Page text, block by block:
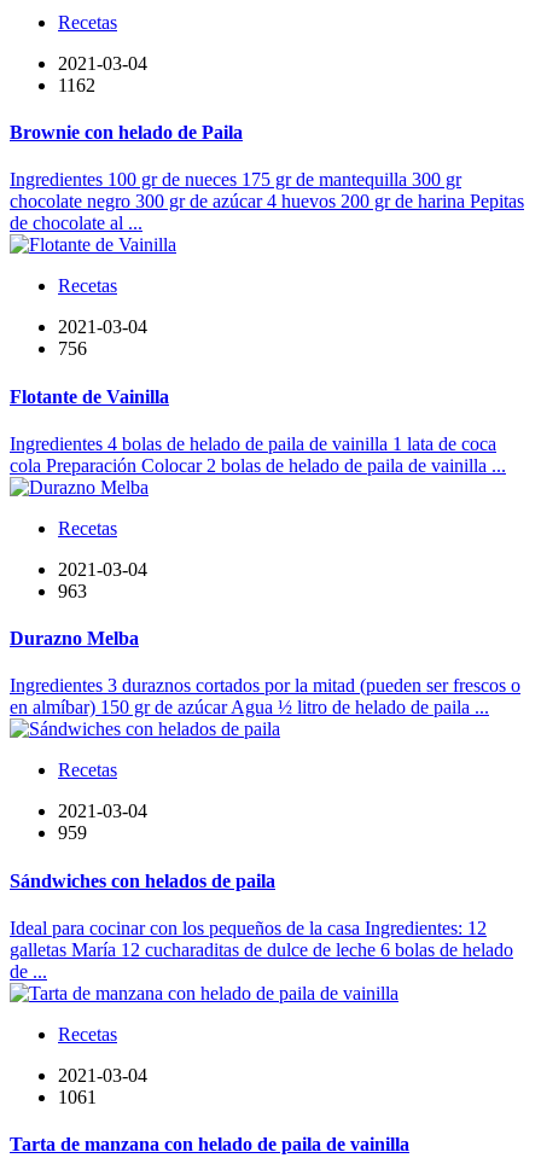
Recetas
2021-03-04
1162
Brownie con helado de Paila
Ingredientes 100 gr de nueces 175 gr de mantequilla 300 gr
chocolate negro 300 gr de azúcar 4 huevos 200 gr de harina Pepitas
de chocolate al ...
Recetas
2021-03-04
756
Flotante de Vainilla
Ingredientes 4 bolas de helado de paila de vainilla 1 lata de coca
cola Preparación Colocar 2 bolas de helado de paila de vainilla ...
Recetas
2021-03-04
963
Durazno Melba
Ingredientes 3 duraznos cortados por la mitad (pueden ser frescos o
en almíbar) 150 gr de azúcar Agua ½ litro de helado de paila ...
Recetas
2021-03-04
959
Sándwiches con helados de paila
Ideal para cocinar con los pequeños de la casa Ingredientes: 12
galletas María 12 cucharaditas de dulce de leche 6 bolas de helado
de ...
Recetas
2021-03-04
1061
Tarta de manzana con helado de paila de vainilla